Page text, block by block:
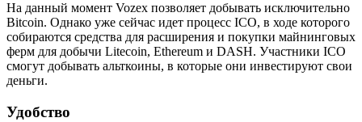
На данный момент Vozex позволяет добывать исключительно
Bitcoin. Однако уже сейчас идет процесс ICO, в ходе которого
собираются средства для расширения и покупки майнинговых
ферм для добычи Litecoin, Ethereum и DASH. Участники ICO
смогут добывать альткоины, в которые они инвестируют свои
деньги.
Удобство